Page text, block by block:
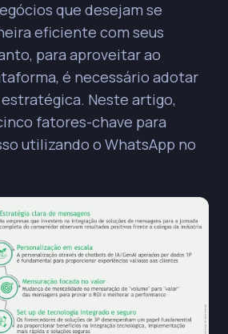
que desejam se
eficiente com seus
para aproveitar ao
é necessário adotar
Neste artigo,
fatores-chave para
utilizando o WhatsApp no